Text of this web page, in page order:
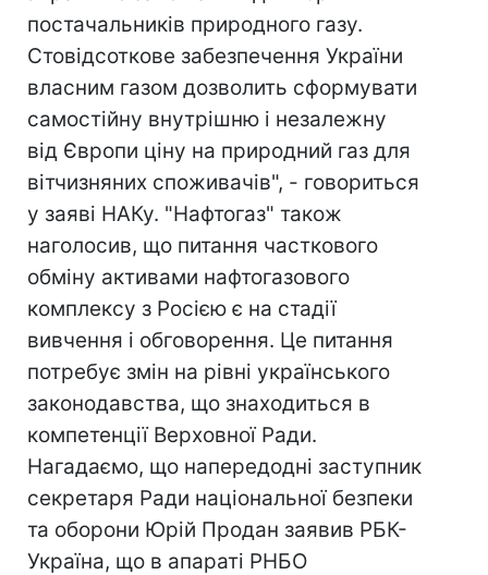
постачальників природного газу.
Стовідсоткове забезпечення України
власним газом дозволить сформувати
самостійну внутрішню і незалежну
від Європи ціну на природний газ для
вітчизняних споживачів", - говориться
у заяві НАКу. "Нафтогаз" також
наголосив, що питання часткового
обміну активами нафтогазового
комплексу з Росією є на стадії
вивчення і обговорення. Це питання
потребує змін на рівні українського
законодавства, що знаходиться в
компетенції Верховної Ради.
Нагадаємо, що напередодні заступник
секретаря Ради національної безпеки
та оборони Юрій Продан заявив РБК-
Україна, що в апараті РНБО